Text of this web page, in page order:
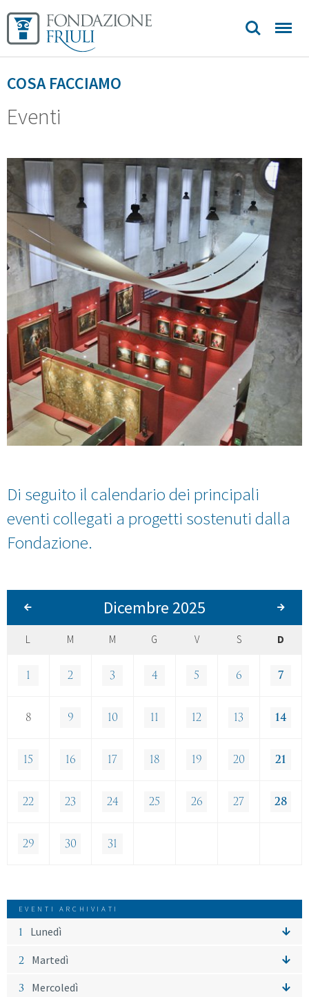
COSA FACCIAMO
Eventi
Di seguito il calendario dei principali
eventi collegati a progetti sostenuti dalla
Fondazione.
Dicembre 2025
L M M G V S D
1 2 3 4 5 6 7
8 9 10 11 12 13 14
15 16 17 18 19 20 21
22 23 24 25 26 27 28
29 30 31
EVENTI ARCHIVIATI
1 Lunedì
2 Martedì
3 Mercoledì